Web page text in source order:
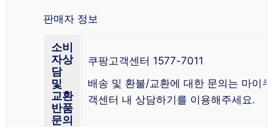
판매자 정보
소비
자상
담
및
교환
반품
문의
쿠팡고객센터 1577-7011
배송 및 환불/교환에 대한 문의는 마이
객센터 내 상담하기를 이용해주세요.